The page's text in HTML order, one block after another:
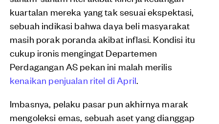
kuartalan mereka yang tak sesuai ekspektasi,
sebuah indikasi bahwa daya beli masyarakat
masih porak poranda akibat inflasi. Kondisi itu
cukup ironis mengingat Departemen
Perdagangan AS pekan ini malah merilis
kenaikan penjualan ritel di April.
Imbasnya, pelaku pasar pun akhirnya marak
mengoleksi emas, sebuah aset yang dianggap